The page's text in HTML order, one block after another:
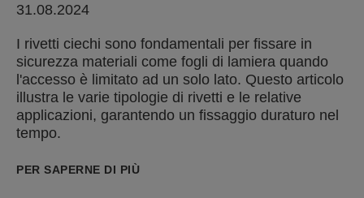
31.08.2024
I rivetti ciechi sono fondamentali per fissare in
sicurezza materiali come fogli di lamiera quando
l'accesso è limitato ad un solo lato. Questo articolo
illustra le varie tipologie di rivetti e le relative
applicazioni, garantendo un fissaggio duraturo nel
tempo.
PER SAPERNE DI PIÙ